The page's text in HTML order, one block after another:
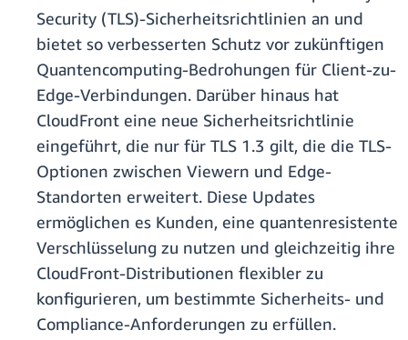
Security (TLS)-Sicherheitsrichtlinien an und
bietet so verbesserten Schutz vor zukünftigen
Quantencomputing-Bedrohungen für Client-zu-
Edge-Verbindungen. Darüber hinaus hat
CloudFront eine neue Sicherheitsrichtlinie
eingeführt, die nur für TLS 1.3 gilt, die die TLS-
Optionen zwischen Viewern und Edge-
Standorten erweitert. Diese Updates
ermöglichen es Kunden, eine quantenresistente
Verschlüsselung zu nutzen und gleichzeitig ihre
CloudFront-Distributionen flexibler zu
konfigurieren, um bestimmte Sicherheits- und
Compliance-Anforderungen zu erfüllen.